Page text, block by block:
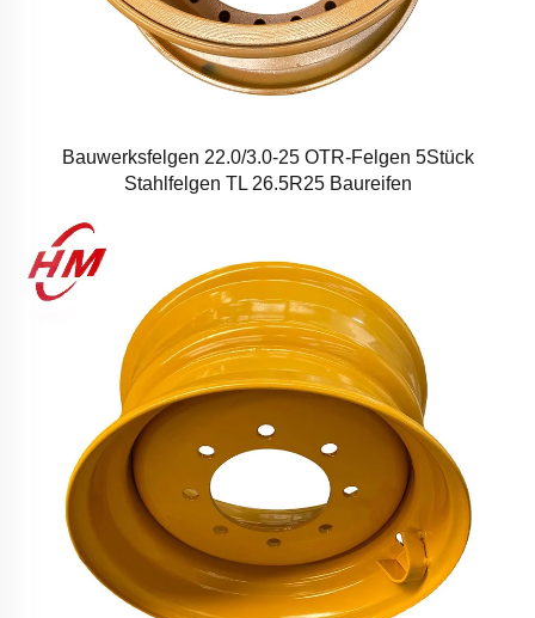
Bauwerksfelgen 22.0/3.0-25 OTR-Felgen 5Stück
Stahlfelgen TL 26.5R25 Baureifen